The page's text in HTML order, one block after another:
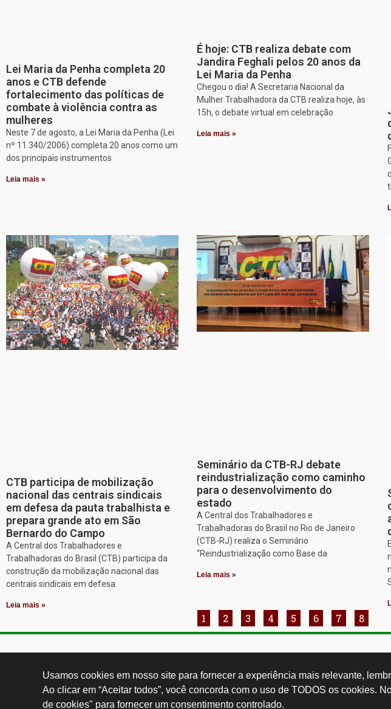
Lei Maria da Penha completa 20
anos e CTB defende
fortalecimento das políticas de
combate à violência contra as
mulheres
Neste 7 de agosto, a Lei Maria da Penha (Lei
nº 11.340/2006) completa 20 anos como um
dos principais instrumentos
Leia mais »
É hoje: CTB realiza debate com
Jandira Feghali pelos 20 anos da
Lei Maria da Penha
Chegou o dia! A Secretaria Nacional da
Mulher Trabalhadora da CTB realiza hoje, às
15h, o debate virtual em celebração
Leia mais »
CTB participa de mobilização
nacional das centrais sindicais
em defesa da pauta trabalhista e
prepara grande ato em São
Bernardo do Campo
A Central dos Trabalhadores e
Trabalhadoras do Brasil (CTB) participa da
construção da mobilização nacional das
centrais sindicais em defesa
Leia mais »
Seminário da CTB-RJ debate
reindustrialização como caminho
para o desenvolvimento do
estado
A Central dos Trabalhadores e
Trabalhadoras do Brasil no Rio de Janeiro
(CTB-RJ) realiza o Seminário
“Reindustrialização como Base da
Leia mais »
1 2 3 4 5 6 7 8
Usamos cookies em nosso site para fornecer a experiência mais relevante,
Ao clicar em “Aceitar todos”, você concorda com o uso de TODOS os cookies.
de cookies" para fornecer um consentimento controlado.